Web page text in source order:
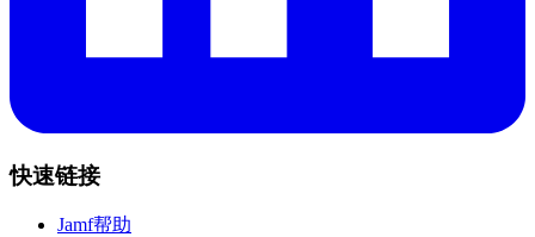
快速链接
Jamf帮助